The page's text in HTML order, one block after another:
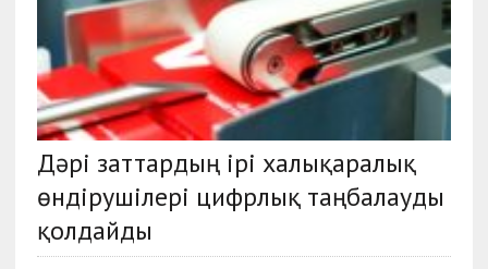
Дәрі заттардың ірі халықаралық
өндірушілері цифрлық таңбалауды
қолдайды